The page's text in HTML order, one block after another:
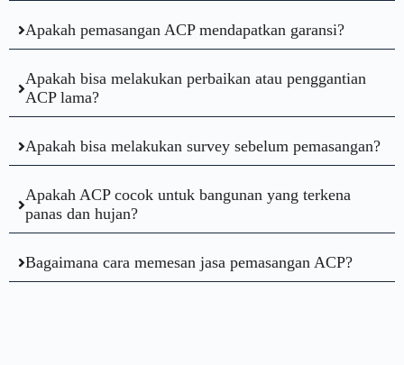
Apakah pemasangan ACP mendapatkan garansi?
Apakah bisa melakukan perbaikan atau penggantian
ACP lama?
Apakah bisa melakukan survey sebelum pemasangan?
Apakah ACP cocok untuk bangunan yang terkena
panas dan hujan?
Bagaimana cara memesan jasa pemasangan ACP?